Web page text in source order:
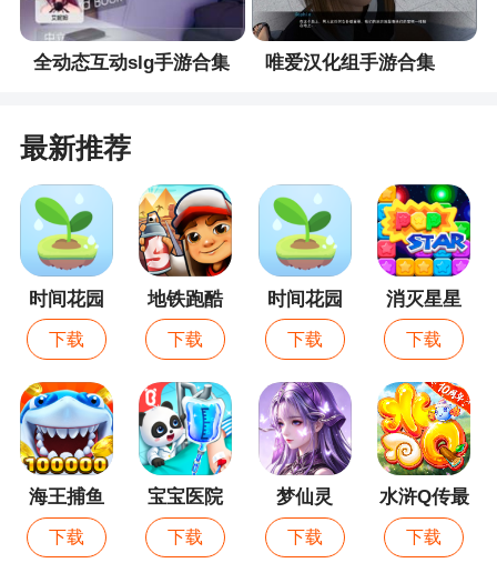
1、这款游戏的玩法是第一人称射击，当时还是
个挺新鲜的设定，玩家需要一步步的揭开幕后谜
题，对于喜欢的玩家来说，这是一款非常不错的射
2、在这里会以第一人称视角来射击丧尸，在玩
的过程中会有很多的小任务，完成后会获得一定的
奖励（血药或者子弹），非常的好玩哦，心动的小
伙伴还不抓紧时间下载！尽在，别忘了关注哦
3、死亡之屋2是由世嘉出品的第一人称射击系
列游戏，是DC上的经典光枪射击游戏之一。本作故
事继续围绕僵尸展开，讲述了在一个小镇里，突然
出现大量的生化怪物袭击人类事件。主角们为了停
止传染的散布，必须绕过层层阻碍取回来自最初的
受传染的生物一个DNA样品
4、多种形式的采用将带给你崭新的领会。剧情
形式--依照剧情兴盛来举行游戏，各别的采用将会有
各别的究竟。BOSS形式--径直挑拨BOSS，让你能
全动态互动slg手游合集 唯爱汉化组手游合集
最新推荐
时间花园
下载
地铁跑酷
下载
时间花园
最新版
下载
消灭星星
全新版
下载
海王捕鱼
下载
宝宝医院
下载
梦仙灵
下载
水浒Q传最
新版
下载